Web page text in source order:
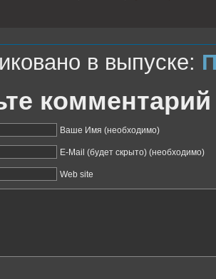
в выпуске:
комментарий
Ваше Имя (необходимо)
E-Mail (будет скрыто) (необходимо)
Web site